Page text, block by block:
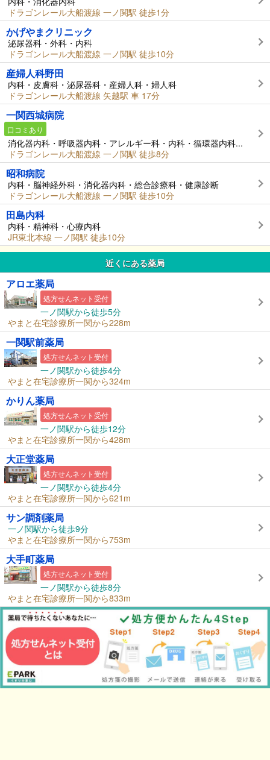
ドラゴンレール大船渡線 一ノ関駅 徒歩1分
かげやまクリニック
泌尿器科・外科・内科
ドラゴンレール大船渡線 一ノ関駅 徒歩10分
産婦人科野田
内科・皮膚科・泌尿器科・産婦人科・婦人科
ドラゴンレール大船渡線 矢越駅 車 17分
一関西城病院
口コミあり
消化器内科・呼吸器内科・アレルギー科・内科・循環器内科...
ドラゴンレール大船渡線 一ノ関駅 徒歩8分
昭和病院
内科・脳神経外科・消化器内科・総合診療科・健康診断
ドラゴンレール大船渡線 一ノ関駅 徒歩10分
田島内科
内科・精神科・心療内科
JR東北本線 一ノ関駅 徒歩10分
近くにある薬局
アロエ薬局
処方せんネット受付
一ノ関駅から徒歩5分
やまと在宅診療所一関から228m
一関駅前薬局
処方せんネット受付
一ノ関駅から徒歩4分
やまと在宅診療所一関から324m
かりん薬局
処方せんネット受付
一ノ関駅から徒歩12分
やまと在宅診療所一関から428m
大正堂薬局
処方せんネット受付
一ノ関駅から徒歩4分
やまと在宅診療所一関から621m
サン調剤薬局
一ノ関駅から徒歩9分
やまと在宅診療所一関から753m
大手町薬局
処方せんネット受付
一ノ関駅から徒歩8分
やまと在宅診療所一関から833m